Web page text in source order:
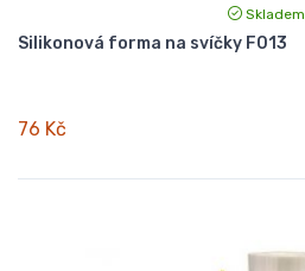
Skladem
Silikonová forma na svíčky F013
76 Kč